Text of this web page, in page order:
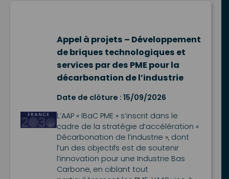
Appel à projets – Développement
de briques technologiques et
services par des PME pour la
décarbonation de l’industrie
Date de clôture : 15/09/2026
L’AAP « IBaC PME » s’inscrit dans le
cadre de la stratégie d’accélération «
Décarbonation de l’industrie », dont
l’un des objectifs est de soutenir
l’innovation pour une Industrie Bas
Carbone, en ciblant tout